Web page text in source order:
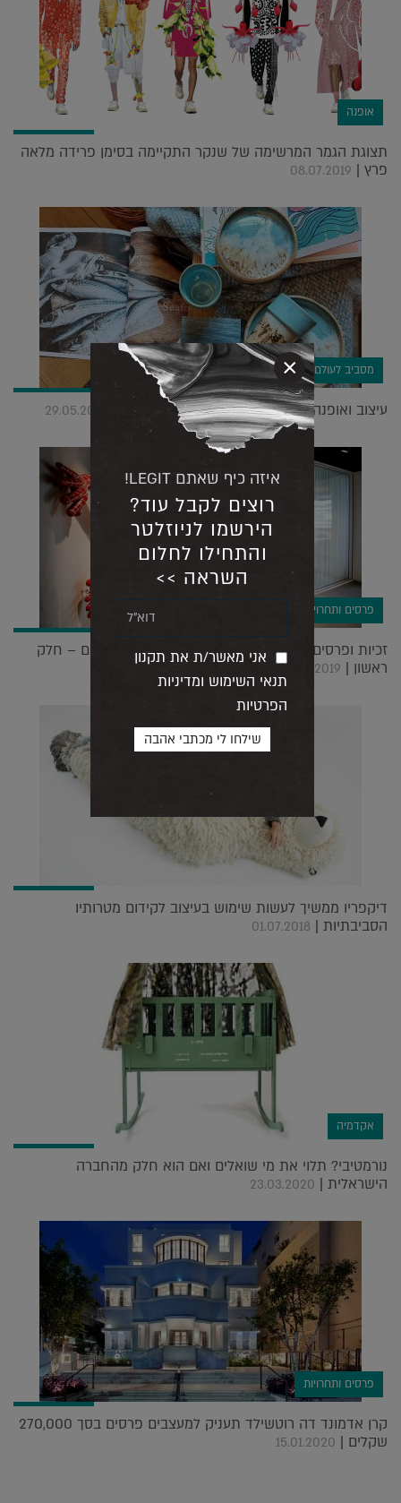
אופנה
תצוגת הגמר המרשימה של שנקר התקיימה בסימן פרידה מלאה
פרץ | 08.07.2019
מסביב לעולם
עיצוב ואופנה נסתרים ברחובות דבלין הקסומה | 29.05.2023
פרסים ותחרויות
זכיות ופרסים: A' DESIGN מפרגן למעצבים הישראלים – חלק
ראשון | 03.07.2019
דיקפריו ממשיך לעשות שימוש בעיצוב לקידום מטרותיו
הסביבתיות | 01.07.2018
אקדמיה
נורמטיבי? תלוי את מי שואלים ואם הוא חלק מהחברה
הישראלית | 23.03.2020
פרסים ותחרויות
קרן אדמונד דה רוטשילד תעניק למעצבים פרסים בסך 270,000
שקלים | 15.01.2020
איזה כיף שאתם LEGIT!
רוצים לקבל עוד?
הירשמו לניוזלטר
והתחילו לחלום
השראה >>
אני מאשר/ת את תקנון
תנאי השימוש ומדיניות
הפרטיות
×